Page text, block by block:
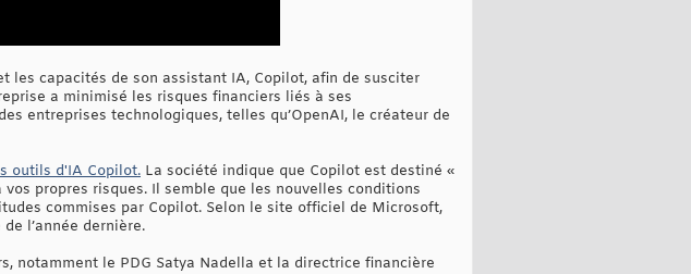
les capacités de son assistant IA, Copilot, afin de susciter
a minimisé les risques financiers liés à ses
entreprises technologiques, telles qu’OpenAI, le créateur de
outils d'IA Copilot. La société indique que Copilot est destiné «
propres risques. Il semble que les nouvelles conditions
commises par Copilot. Selon le site officiel de Microsoft,
l’année dernière.
notamment le PDG Satya Nadella et la directrice financière